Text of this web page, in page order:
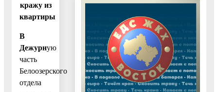
кражу из
квартиры
В
Дежурную
часть
Белоозерского
отдела